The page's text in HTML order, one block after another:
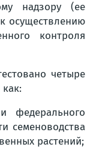
надзору (ее
осуществлению
контроля
четыре
федерального
семеноводства
растений;